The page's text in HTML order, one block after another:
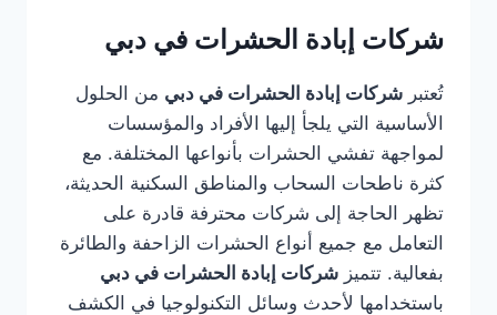
شركات إبادة الحشرات في دبي
تُعتبر شركات إبادة الحشرات في دبي من الحلول
الأساسية التي يلجأ إليها الأفراد والمؤسسات
لمواجهة تفشي الحشرات بأنواعها المختلفة. مع
كثرة ناطحات السحاب والمناطق السكنية الحديثة،
تظهر الحاجة إلى شركات محترفة قادرة على
التعامل مع جميع أنواع الحشرات الزاحفة والطائرة
بفعالية. تتميز شركات إبادة الحشرات في دبي
باستخدامها لأحدث وسائل التكنولوجيا في الكشف